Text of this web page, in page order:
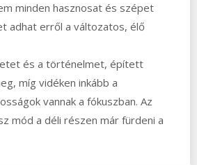
minden hasznosat és szépet
adhat erről a változatos, élő
és a történelmet, épített
míg vidéken inkább a
vannak a fókuszban. Az
mód a déli részen már fürdeni a